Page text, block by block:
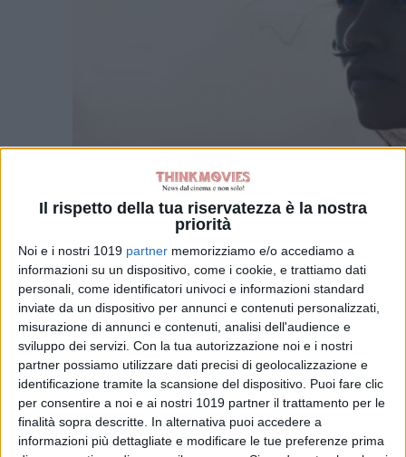
Il rispetto della tua riservatezza è la nostra
priorità
Noi e i nostri 1019 partner memorizziamo e/o accediamo a
informazioni su un dispositivo, come i cookie, e trattiamo dati
personali, come identificatori univoci e informazioni standard
inviate da un dispositivo per annunci e contenuti personalizzati,
misurazione di annunci e contenuti, analisi dell'audience e
sviluppo dei servizi. Con la tua autorizzazione noi e i nostri
partner possiamo utilizzare dati precisi di geolocalizzazione e
identificazione tramite la scansione del dispositivo. Puoi fare clic
per consentire a noi e ai nostri 1019 partner il trattamento per le
finalità sopra descritte. In alternativa puoi accedere a
informazioni più dettagliate e modificare le tue preferenze prima